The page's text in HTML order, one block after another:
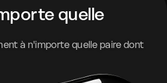
quelle
à n'importe quelle paire dont